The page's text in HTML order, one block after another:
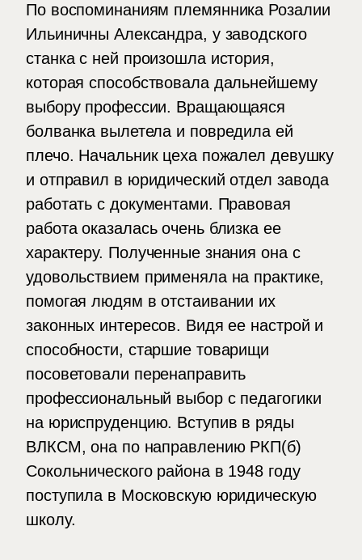
По воспоминаниям племянника Розалии
Ильиничны Александра, у заводского
станка с ней произошла история,
которая способствовала дальнейшему
выбору профессии. Вращающаяся
болванка вылетела и повредила ей
плечо. Начальник цеха пожалел девушку
и отправил в юридический отдел завода
работать с документами. Правовая
работа оказалась очень близка ее
характеру. Полученные знания она с
удовольствием применяла на практике,
помогая людям в отстаивании их
законных интересов. Видя ее настрой и
способности, старшие товарищи
посоветовали перенаправить
профессиональный выбор с педагогики
на юриспруденцию. Вступив в ряды
ВЛКСМ, она по направлению РКП(б)
Сокольнического района в 1948 году
поступила в Московскую юридическую
школу.